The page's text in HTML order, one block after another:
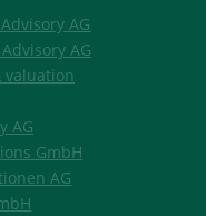
AG
AG
valuation
AG
GmbH
AG